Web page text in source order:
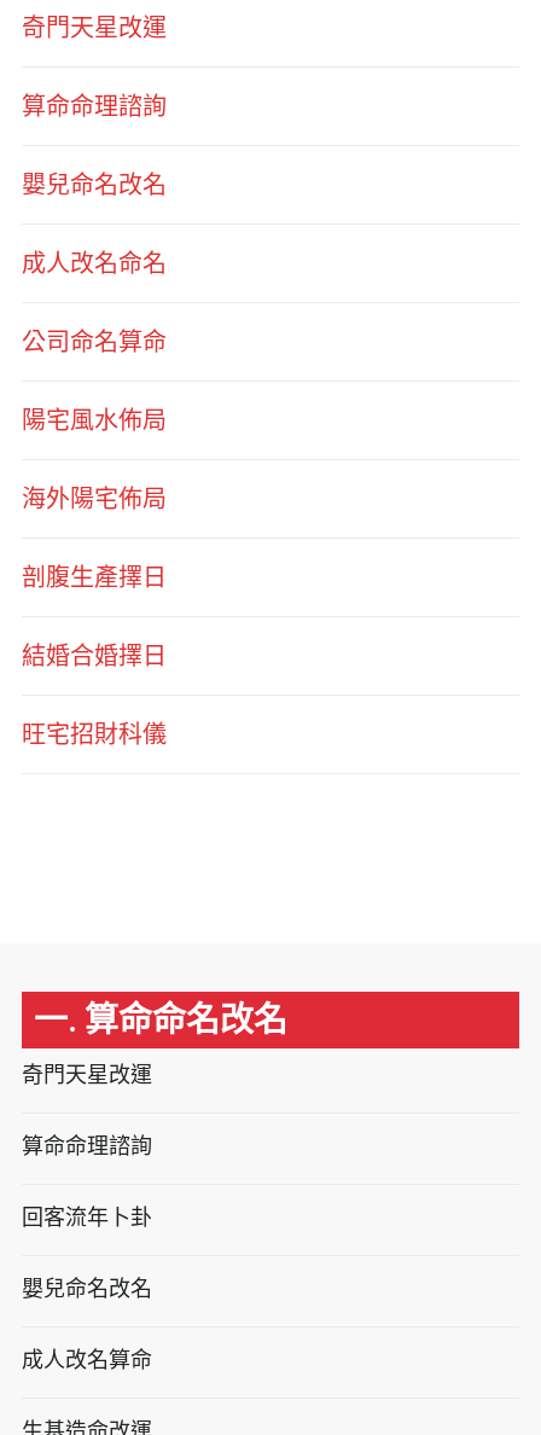
奇門天星改運
算命命理諮詢
嬰兒命名改名
成人改名命名
公司命名算命
陽宅風水佈局
海外陽宅佈局
剖腹生產擇日
結婚合婚擇日
旺宅招財科儀
一. 算命命名改名
奇門天星改運
算命命理諮詢
回客流年卜卦
嬰兒命名改名
成人改名算命